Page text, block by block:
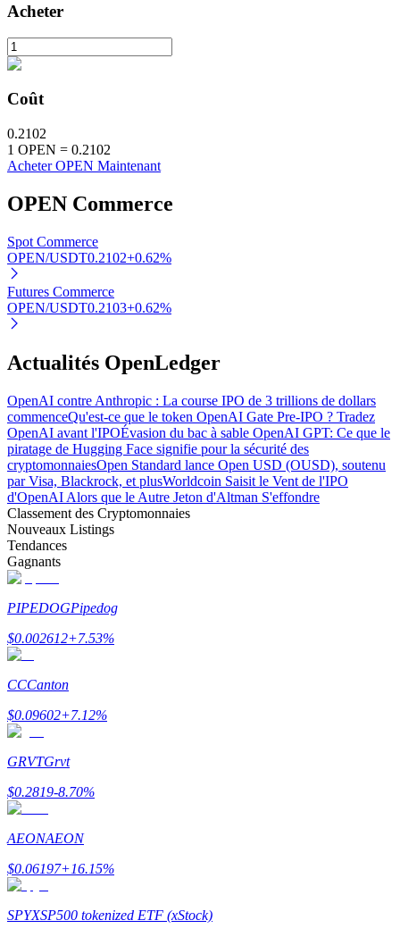
Investissement automobile
Obtenez des bénéfices à long terme et des intérêts flexibles
Apprenez le Staking
Bitrue
AI
Partenaires Bitrue
Affiliés Bitrue
Jusqu'à 65 % de commissions !
Acheter
Coût
0.2102
1 OPEN = 0.2102
Acheter OPEN Maintenant
OPEN Commerce
Spot Commerce
OPEN/USDT0.2102+0.62%
Futures Commerce
OPEN/USDT0.2103+0.62%
Actualités OpenLedger
OpenAI contre Anthropic : La course IPO de 3 trillions de dollars
commenceQu'est-ce que le token OpenAI Gate Pre-IPO ? Tradez
OpenAI avant l'IPOÉvasion du bac à sable OpenAI GPT: Ce que le
piratage de Hugging Face signifie pour la sécurité des
cryptomonnaiesOpen Standard lance Open USD (OUSD), soutenu
par Visa, Blackrock, et plusWorldcoin Saisit le Vent de l'IPO
d'OpenAI Alors que le Autre Jeton d'Altman S'effondre
Classement des Cryptomonnaies
Nouveaux Listings
Tendances
Gagnants
PIPEDOGPipedog
$0.002612+7.53%
CCCanton
$0.09602+7.12%
GRVTGrvt
$0.2819-8.70%
AEONAEON
$0.06197+16.15%
SPYXSP500 tokenized ETF (xStock)